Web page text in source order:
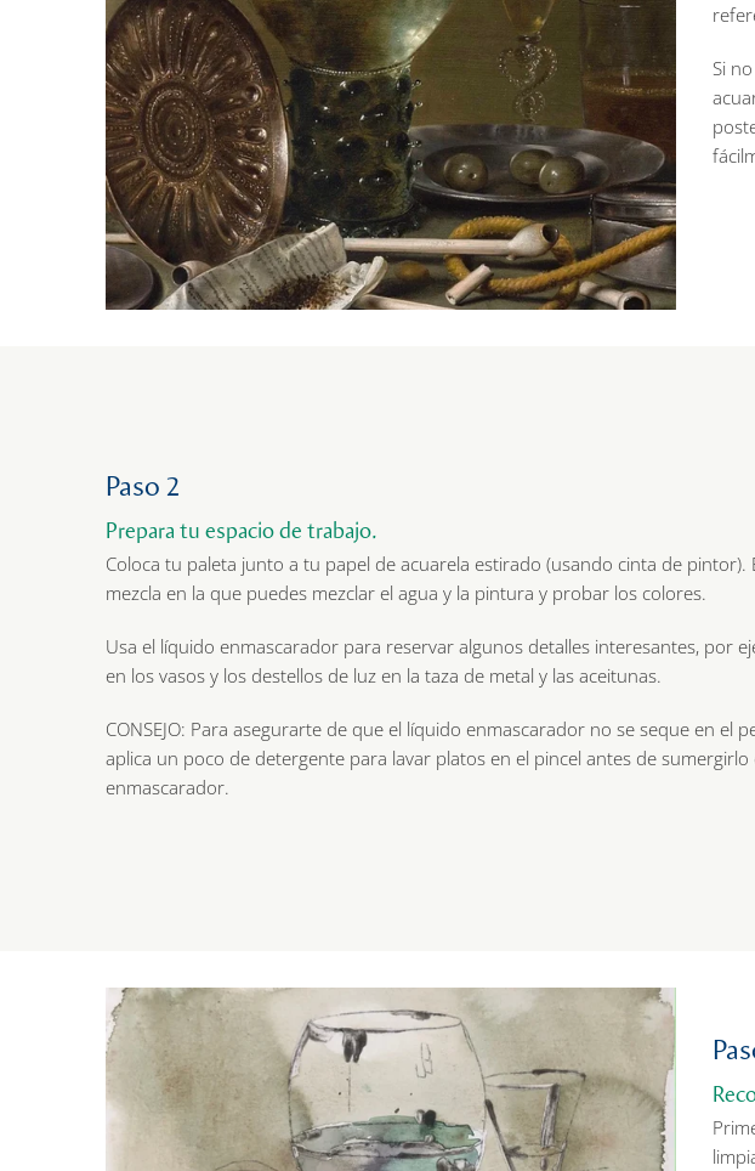
Si
Paso 2
Prepara tu espacio de trabajo.
Coloca tu paleta junto a tu papel de acuarela estirado (usando cinta de pintor).
mezcla en la que puedes mezclar el agua y la pintura y probar los colores.
Usa el líquido enmascarador para reservar algunos detalles interesantes, por
en los vasos y los destellos de luz en la taza de metal y las aceitunas.
CONSEJO: Para asegurarte de que el líquido enmascarador no se seque en el
aplica un poco de detergente para lavar platos en el pincel antes de sumergirlo
enmascarador.